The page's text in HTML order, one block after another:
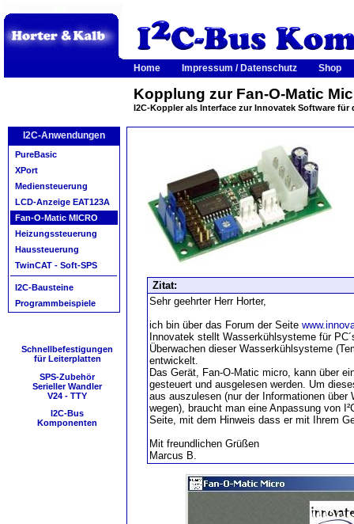
Home Impressum / Datenschutz Shop
Kopplung zur Fan-O-Matic
I2C-Koppler als Interface zur Innovatek Software für
I2C-Anwendungen
PureBasic
XPort
Mediensteuerung
LCD-Anzeige EAT123A
Fan-O-Matic MICRO
Heizungssteuerung
Haussteuerung
TwinCAT - Soft-SPS
I2C-Bausteine
Programmbeispiele
Schnellbefestigungen
für Leiterplatten
SPS-Zubehör
Serieller Wandler
V24 - TTY
I2C-Bus
Komponenten
Zitat:
Sehr geehrter Herr Horter,
ich bin über das Forum der Seite
Innovatek stellt Wasserkühlsysteme für
Überwachen dieser Wasserkühlsysteme
entwickelt.
Das Gerät, Fan-O-Matic micro, kann über
gesteuert und ausgelesen werden. Um
aus auszulesen (nur der Informationen über
wegen), braucht man eine Anpassung von
Seite, mit dem Hinweis dass er mit Ihrem
Mit freundlichen Grüßen
Marcus B.